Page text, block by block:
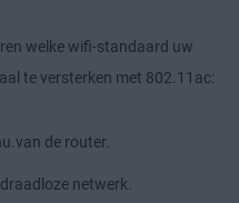
welke wifi-standaard uw
te versterken met 802.11ac:
de router.
netwerk.